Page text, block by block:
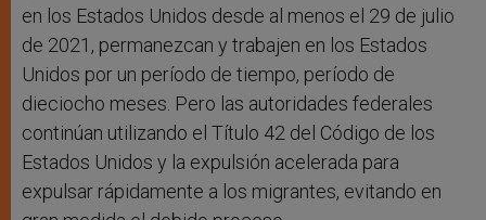
en los Estados Unidos desde al menos el 29 de julio
de 2021, permanezcan y trabajen en los Estados
Unidos por un período de tiempo, período de
dieciocho meses. Pero las autoridades federales
continúan utilizando el Título 42 del Código de los
Estados Unidos y la expulsión acelerada para
expulsar rápidamente a los migrantes, evitando en